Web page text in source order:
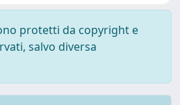
protetti da copyright e
salvo diversa